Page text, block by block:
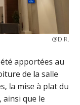
@D.R.
apportées au
de la salle
la mise à plat du
ainsi que le